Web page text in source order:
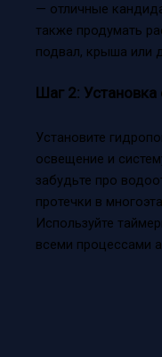
— отличные
также продумать
подвал, крыша или
Шаг 2:
Установите
освещение и
забудьте про
протечки в
Используйте
всеми процессами